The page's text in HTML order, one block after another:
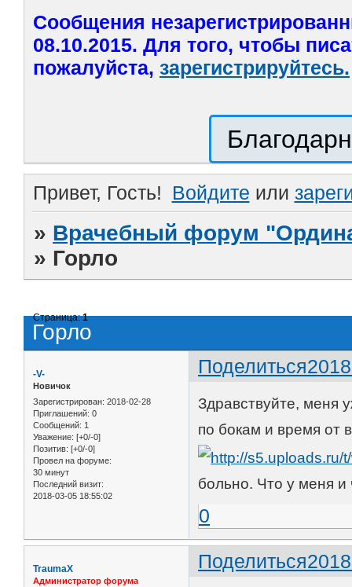
Сообщения
08.10.2015. Для того, чтобы
пожалуйста, зарегистрируйтесь.
Привет, Гость! Войдите или
» Врачебный форум
» Горло
Горло
Страница:1
Поделиться
-V-
Новичок
Зарегистрирован: 2018-02-28
Приглашений: 0
Сообщений: 1
Уважение: [+0/-0]
Позитив: [+0/-0]
Провел на форуме:
30 минут
Последний визит:
2018-03-05 18:55:02
Здравствуйте, меня
по бокам и время от
больно. Что у меня и
0
Поделиться
TraumaX
Администратор форума